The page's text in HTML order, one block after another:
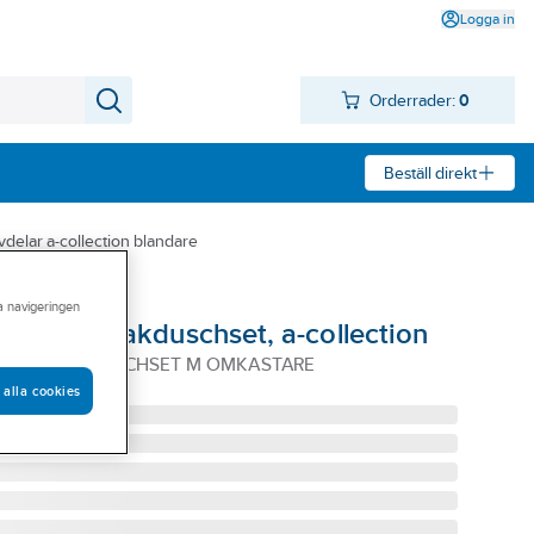
Logga in
Orderrader: 0
Beställ direkt
a-collection blandare
till takduschset, a-collection
TAKDUSCHSET M OMKASTARE
navigeringen
alla cookies